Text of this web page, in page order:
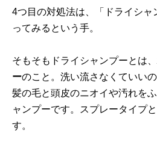
4つ目の対処法は、「ドライシャ
ってみるという手。
そもそもドライシャンプーとは、
ーのこと。洗い流さなくていい
髪の毛と頭皮のニオイや汚れを
ャンプーです。スプレータイプ
す。